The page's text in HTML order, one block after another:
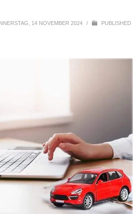
14 NOVEMBER 2024 / PUBLISHED